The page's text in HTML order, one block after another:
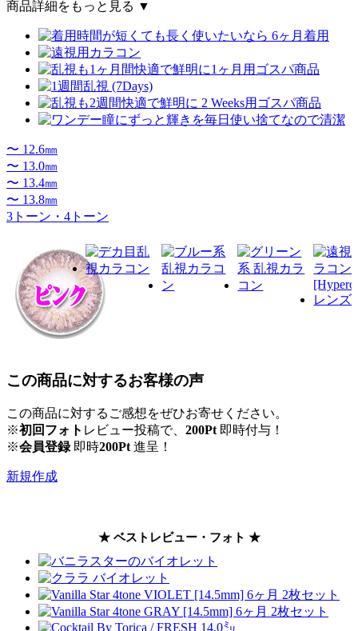
商品詳細をもっと見る ▼
〜 12.6㎜
〜 13.0㎜
〜 13.4㎜
〜 13.8㎜
3トーン・4トーン
この商品に対するお客様の声
この商品に対するご感想をぜひお寄せください。
※初回フォト レビュー投稿で、 200Pt 即時付与！
※会員登録即時200Pt 進呈！
新規作成
★ ベストレビュー・フォト ★